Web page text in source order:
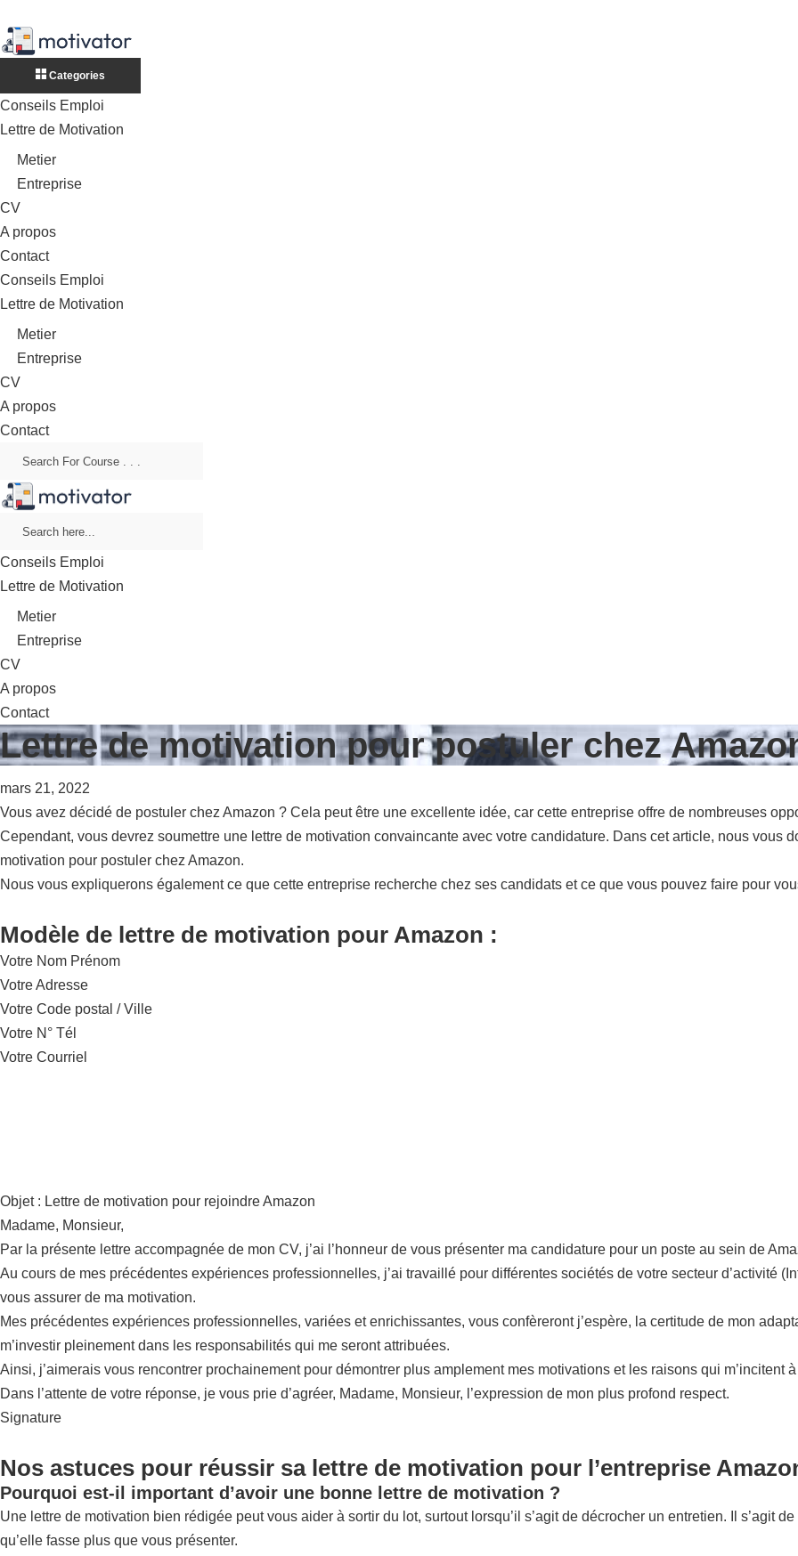
Categories
Conseils Emploi
Lettre de Motivation
Metier
Entreprise
CV
A propos
Contact
Conseils Emploi
Lettre de Motivation
Metier
Entreprise
CV
A propos
Contact
Conseils Emploi
Lettre de Motivation
Metier
Entreprise
CV
A propos
Contact
Lettre de motivation pour postuler chez
mars 21, 2022
Vous avez décidé de postuler chez Amazon ? Cela peut être une excellente idée, car cette entreprise offre de nombreuses
Cependant, vous devrez soumettre une lettre de motivation convaincante avec votre candidature. Dans cet article, nous vous
motivation pour postuler chez Amazon.
Nous vous expliquerons également ce que cette entreprise recherche chez ses candidats et ce que vous pouvez faire pour
Modèle de lettre de motivation pour Amazon :
Votre Nom Prénom
Votre Adresse
Votre Code postal / Ville
Votre N° Tél
Votre Courriel
Objet : Lettre de motivation pour rejoindre Amazon
Madame, Monsieur,
Par la présente lettre accompagnée de mon CV, j’ai l’honneur de vous présenter ma candidature pour un poste au sein de
Au cours de mes précédentes expériences professionnelles, j’ai travaillé pour différentes sociétés de votre secteur d’activité
vous assurer de ma motivation.
Mes précédentes expériences professionnelles, variées et enrichissantes, vous confèreront j’espère, la certitude de mon
m’investir pleinement dans les responsabilités qui me seront attribuées.
Ainsi, j’aimerais vous rencontrer prochainement pour démontrer plus amplement mes motivations et les raisons qui m’incitent
Dans l’attente de votre réponse, je vous prie d’agréer, Madame, Monsieur, l’expression de mon plus profond respect.
Signature
Nos astuces pour réussir sa lettre de motivation pour l’entreprise
Pourquoi est-il important d’avoir une bonne lettre de motivation ?
Une lettre de motivation bien rédigée peut vous aider à sortir du lot, surtout lorsqu’il s’agit de décrocher un entretien. Il s’agit
qu’elle fasse plus que vous présenter.